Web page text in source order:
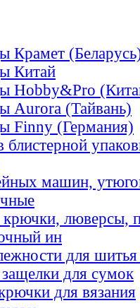
Крамет
Китай
Hobby&Pro
Aurora (Тайвань)
Finny (Германия)
машин,
люверсы,
ин
для шитья
для сумок
для вязания